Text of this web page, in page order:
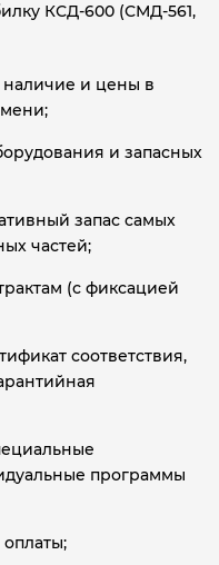
КСД-600 (СМД-561,
и цены в
и запасных
запас самых
частей;
(с фиксацией
соответствия,
программы